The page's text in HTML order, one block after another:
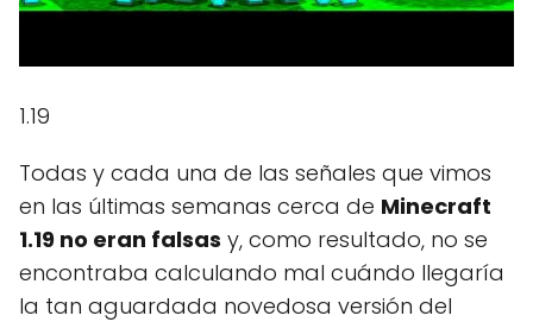
1.19
Todas y cada una de las señales que vimos
en las últimas semanas cerca de Minecraft
1.19 no eran falsas y, como resultado, no se
encontraba calculando mal cuándo llegaría
la tan aguardada novedosa versión del